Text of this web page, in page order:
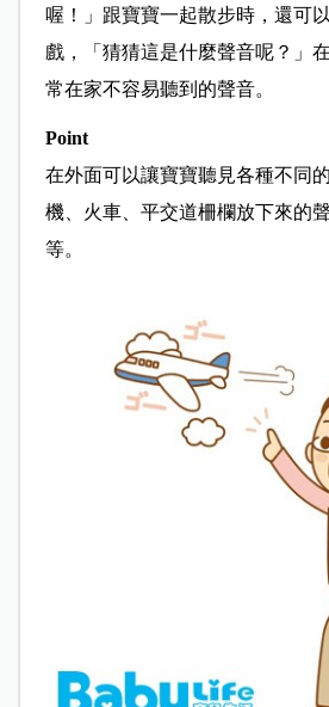
喔！」跟寶寶一起散步時，還可
戲，「猜猜這是什麼聲音呢？」
常在家不容易聽到的聲音。
Point
在外面可以讓寶寶聽見各種不同
機、火車、平交道柵欄放下來的
等。